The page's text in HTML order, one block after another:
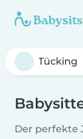
Der perfekte